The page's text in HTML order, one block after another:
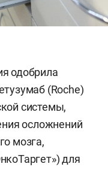
одобрила
(Roche)
системы,
осложнений
мозга,
для